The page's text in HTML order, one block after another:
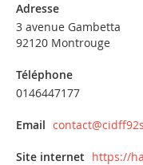
Adresse
3 avenue Gambetta
92120 Montrouge
Téléphone
0146447177
Email
Site internet https://